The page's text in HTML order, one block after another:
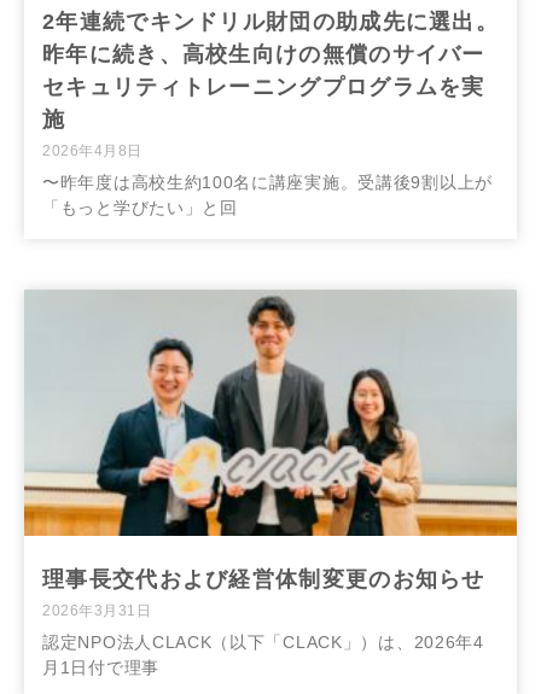
2年連続でキンドリル財団の助成先に選出。
昨年に続き、高校生向けの無償のサイバー
セキュリティトレーニングプログラムを実
施
2026年4月8日
〜昨年度は高校生約100名に講座実施。受講後9割以上が
「もっと学びたい」と回
理事長交代および経営体制変更のお知らせ
2026年3月31日
認定NPO法人CLACK（以下「CLACK」）は、2026年4
月1日付で理事